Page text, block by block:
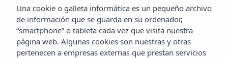
Apartamentos Vibra
Tropical Garden
Ibiza ciudad
Una cookie o galleta informática es un pequeño archivo
de información que se guarda en su ordenador,
“smartphone” o tableta cada vez que visita nuestra
página web. Algunas cookies son nuestras y otras
pertenecen a empresas externas que prestan servicios